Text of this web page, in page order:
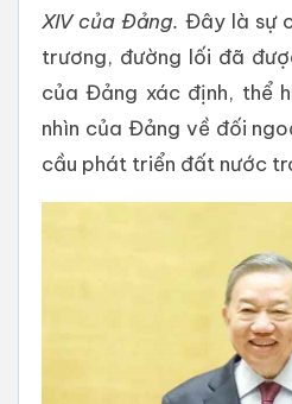
XIVcủa Đảng. Đây là sự
trương, đường lối đã
của Đảng xác định, thể
nhìn của Đảng về đối
cầu phát triển đất nước